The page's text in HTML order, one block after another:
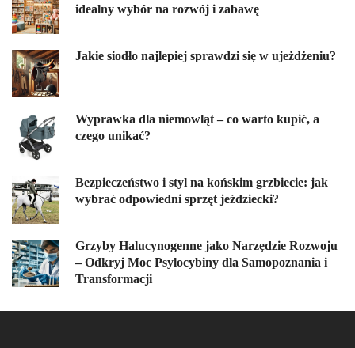
idealny wybór na rozwój i zabawę
Jakie siodło najlepiej sprawdzi się w ujeżdżeniu?
Wyprawka dla niemowląt – co warto kupić, a
czego unikać?
Bezpieczeństwo i styl na końskim grzbiecie: jak
wybrać odpowiedni sprzęt jeździecki?
Grzyby Halucynogenne jako Narzędzie Rozwoju
– Odkryj Moc Psylocybiny dla Samopoznania i
Transformacji